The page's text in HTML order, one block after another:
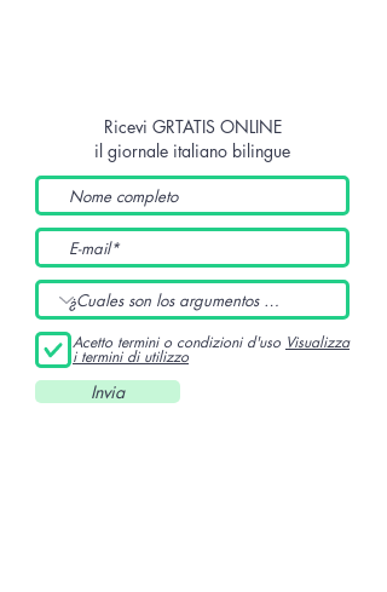
Ricevi GRTATIS ONLINE
il giornale italiano bilingue
Acetto termini o condizioni d'uso Visualizza
i termini di utilizzo
Invia